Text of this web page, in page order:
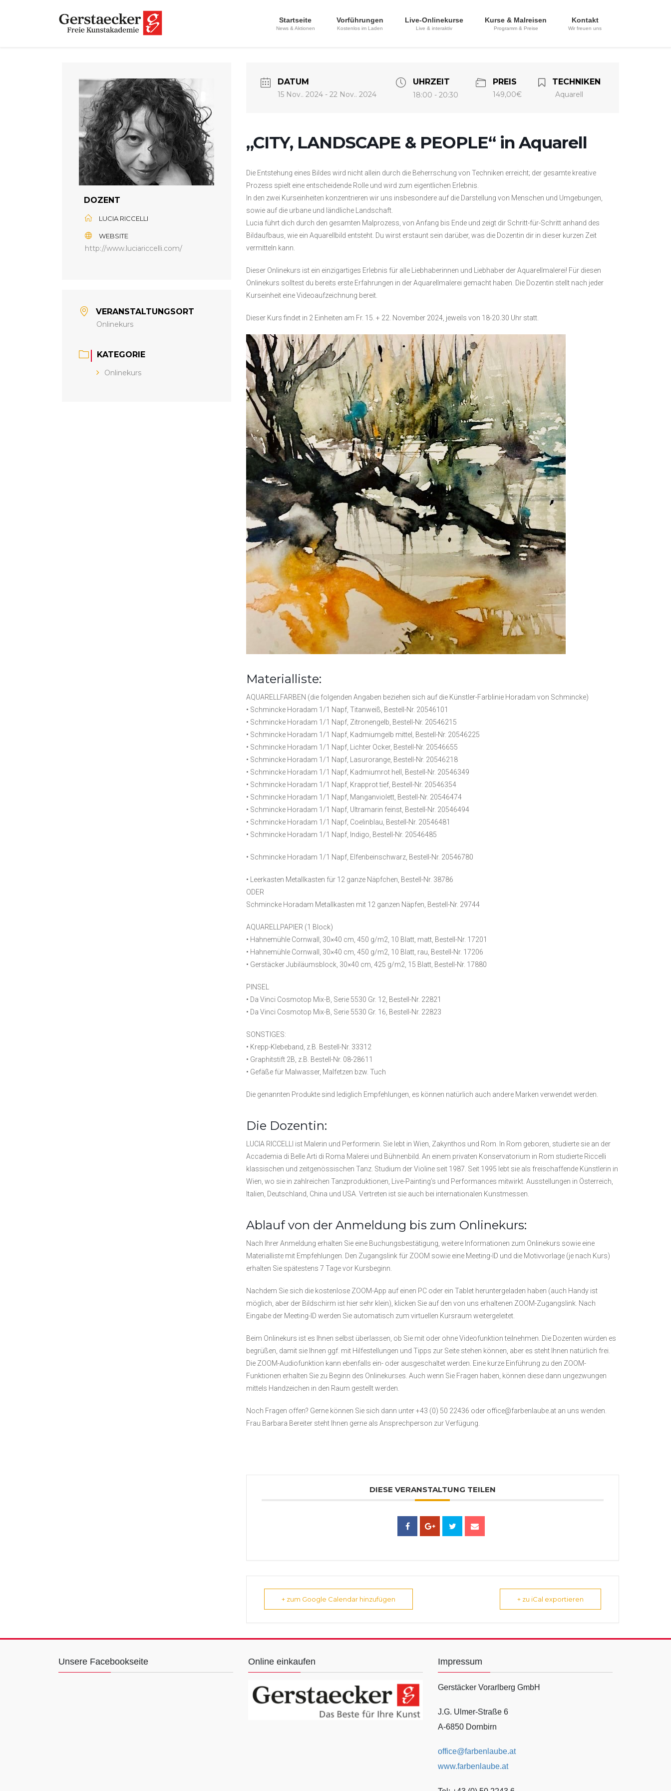
Startseite
News & Aktionen
Vorführungen
Kostenlos im Laden
Live-Onlinekurse
Live & interaktiv
Kurse & Malreisen
Programm & Preise
Kontakt
Wir freuen uns
DOZENT
LUCIA RICCELLI
WEBSITE
http://www.luciariccelli.com/
VERANSTALTUNGSORT
Onlinekurs
KATEGORIE
Onlinekurs
DATUM
15 Nov.. 2024- 22 Nov.. 2024
UHRZEIT
18:00 - 20:30
PREIS
149,00€
TECHNIKEN
Aquarell
„CITY, LANDSCAPE & PEOPLE“ in Aquarell
Die Entstehung eines Bildes wird nicht allein durch die Beherrschung von Techniken erreicht; der gesamte kreative
Prozess spielt eine entscheidende Rolle und wird zum eigentlichen Erlebnis.
In den zwei Kurseinheiten konzentrieren wir uns insbesondere auf die Darstellung von Menschen und Umgebungen,
sowie auf die urbane und ländliche Landschaft.
Lucia führt dich durch den gesamten Malprozess, von Anfang bis Ende und zeigt dir Schritt-für-Schritt anhand des
Bildaufbaus, wie ein Aquarellbild entsteht. Du wirst erstaunt sein darüber, was die Dozentin dir in dieser kurzen Zeit
vermitteln kann.
Dieser Onlinekurs ist ein einzigartiges Erlebnis für alle Liebhaberinnen und Liebhaber der Aquarellmalerei! Für diesen
Onlinekurs solltest du bereits erste Erfahrungen in der Aquarellmalerei gemacht haben. Die Dozentin stellt nach jeder
Kurseinheit eine Videoaufzeichnung bereit.
Dieser Kurs findet in 2 Einheiten am Fr. 15. + 22. November 2024, jeweils von 18-20.30 Uhr statt.
Materialliste:
AQUARELLFARBEN (die folgenden Angaben beziehen sich auf die Künstler-Farblinie Horadam von Schmincke)
• Schmincke Horadam 1/1 Napf, Titanweiß, Bestell-Nr. 20546101
• Schmincke Horadam 1/1 Napf, Zitronengelb, Bestell-Nr. 20546215
• Schmincke Horadam 1/1 Napf, Kadmiumgelb mittel, Bestell-Nr. 20546225
• Schmincke Horadam 1/1 Napf, Lichter Ocker, Bestell-Nr. 20546655
• Schmincke Horadam 1/1 Napf, Lasurorange, Bestell-Nr. 20546218
• Schmincke Horadam 1/1 Napf, Kadmiumrot hell, Bestell-Nr. 20546349
• Schmincke Horadam 1/1 Napf, Krapprot tief, Bestell-Nr. 20546354
• Schmincke Horadam 1/1 Napf, Manganviolett, Bestell-Nr. 20546474
• Schmincke Horadam 1/1 Napf, Ultramarin feinst, Bestell-Nr. 20546494
• Schmincke Horadam 1/1 Napf, Coelinblau, Bestell-Nr. 20546481
• Schmincke Horadam 1/1 Napf, Indigo, Bestell-Nr. 20546485
• Schmincke Horadam 1/1 Napf, Elfenbeinschwarz, Bestell-Nr. 20546780
• Leerkasten Metallkasten für 12 ganze Näpfchen, Bestell-Nr. 38786
ODER
Schmincke Horadam Metallkasten mit 12 ganzen Näpfen, Bestell-Nr. 29744
AQUARELLPAPIER (1 Block)
• Hahnemühle Cornwall, 30×40 cm, 450 g/m2, 10 Blatt, matt, Bestell-Nr. 17201
• Hahnemühle Cornwall, 30×40 cm, 450 g/m2, 10 Blatt, rau, Bestell-Nr. 17206
• Gerstäcker Jubiläumsblock, 30×40 cm, 425 g/m2, 15 Blatt, Bestell-Nr. 17880
PINSEL
• Da Vinci Cosmotop Mix-B, Serie 5530 Gr. 12, Bestell-Nr. 22821
• Da Vinci Cosmotop Mix-B, Serie 5530 Gr. 16, Bestell-Nr. 22823
SONSTIGES:
• Krepp-Klebeband, z.B. Bestell-Nr. 33312
• Graphitstift 2B, z.B. Bestell-Nr. 08-28611
• Gefäße für Malwasser, Malfetzen bzw. Tuch
Die genannten Produkte sind lediglich Empfehlungen, es können natürlich auch andere Marken verwendet werden.
Die Dozentin:
LUCIA RICCELLI ist Malerin und Performerin. Sie lebt in Wien, Zakynthos und Rom. In Rom geboren, studierte sie an der
Accademia di Belle Arti di Roma Malerei und Bühnenbild. An einem privaten Konservatorium in Rom studierte Riccelli
klassischen und zeitgenössischen Tanz. Studium der Violine seit 1987. Seit 1995 lebt sie als freischaffende Künstlerin in
Wien, wo sie in zahlreichen Tanzproduktionen, Live-Painting’s und Performances mitwirkt. Ausstellungen in Österreich,
Italien, Deutschland, China und USA. Vertreten ist sie auch bei internationalen Kunstmessen.
Ablauf von der Anmeldung bis zum Onlinekurs:
Nach Ihrer Anmeldung erhalten Sie eine Buchungsbestätigung, weitere Informationen zum Onlinekurs sowie eine
Materialliste mit Empfehlungen. Den Zugangslink für ZOOM sowie eine Meeting-ID und die Motivvorlage (je nach Kurs)
erhalten Sie spätestens 7 Tage vor Kursbeginn.
Nachdem Sie sich die kostenlose ZOOM-App auf einen PC oder ein Tablet heruntergeladen haben (auch Handy ist
möglich, aber der Bildschirm ist hier sehr klein), klicken Sie auf den von uns erhaltenen ZOOM-Zugangslink. Nach
Eingabe der Meeting-ID werden Sie automatisch zum virtuellen Kursraum weitergeleitet.
Beim Onlinekurs ist es Ihnen selbst überlassen, ob Sie mit oder ohne Videofunktion teilnehmen. Die Dozenten würden es
begrüßen, damit sie Ihnen ggf. mit Hilfestellungen und Tipps zur Seite stehen können, aber es steht Ihnen natürlich frei.
Die ZOOM-Audiofunktion kann ebenfalls ein- oder ausgeschaltet werden. Eine kurze Einführung zu den ZOOM-
Funktionen erhalten Sie zu Beginn des Onlinekurses. Auch wenn Sie Fragen haben, können diese dann ungezwungen
mittels Handzeichen in den Raum gestellt werden.
Noch Fragen offen? Gerne können Sie sich dann unter +43 (0) 50 22436 oder office@farbenlaube.at an uns wenden.
Frau Barbara Bereiter steht Ihnen gerne als Ansprechperson zur Verfügung.
DIESE VERANSTALTUNG TEILEN
+ zum Google Calendar hinzufügen + zu iCal exportieren
Unsere Facebookseite Online einkaufen Impressum
Gerstäcker Vorarlberg GmbH
J.G. Ulmer-Straße 6
A-6850 Dornbirn
office@farbenlaube.at
www.farbenlaube.at